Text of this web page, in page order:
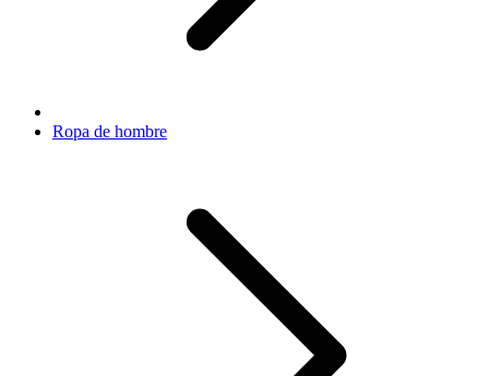
Ropa de hombre